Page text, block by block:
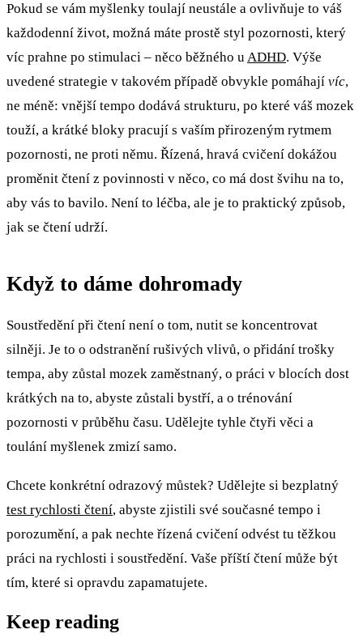
Pokud se vám myšlenky toulají neustále a ovlivňuje to váš
každodenní život, možná máte prostě styl pozornosti, který
víc prahne po stimulaci – něco běžného u ADHD. Výše
uvedené strategie v takovém případě obvykle pomáhají víc,
ne méně: vnější tempo dodává strukturu, po které váš mozek
touží, a krátké bloky pracují s vaším přirozeným rytmem
pozornosti, ne proti němu. Řízená, hravá cvičení dokážou
proměnit čtení z povinnosti v něco, co má dost švihu na to,
aby vás to bavilo. Není to léčba, ale je to praktický způsob,
jak se čtení udrží.
Když to dáme dohromady
Soustředění při čtení není o tom, nutit se koncentrovat
silněji. Je to o odstranění rušivých vlivů, o přidání trošky
tempa, aby zůstal mozek zaměstnaný, o práci v blocích dost
krátkých na to, abyste zůstali bystří, a o trénování
pozornosti v průběhu času. Udělejte tyhle čtyři věci a
toulání myšlenek zmizí samo.
Chcete konkrétní odrazový můstek? Udělejte si bezplatný
test rychlosti čtení, abyste zjistili své současné tempo i
porozumění, a pak nechte řízená cvičení odvést tu těžkou
práci na rychlosti i soustředění. Vaše příští čtení může být
tím, které si opravdu zapamatujete.
Keep reading